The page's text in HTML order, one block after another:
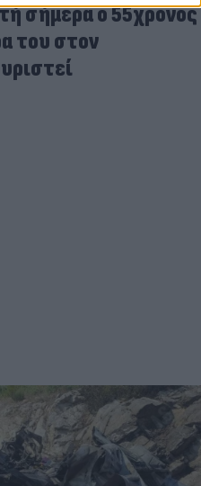
σήμερα ο 55χρονος
του στον